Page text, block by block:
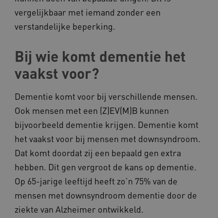
vergelijkbaar met iemand zonder een
verstandelijke beperking.
Bij wie komt dementie het
vaakst voor?
Dementie komt voor bij verschillende mensen.
Ook mensen met een (Z)EV(M)B kunnen
bijvoorbeeld dementie krijgen. Dementie komt
het vaakst voor bij mensen met downsyndroom.
Dat komt doordat zij een bepaald gen extra
hebben. Dit gen vergroot de kans op dementie.
Op 65-jarige leeftijd heeft zo’n 75% van de
mensen met downsyndroom dementie door de
ziekte van Alzheimer ontwikkeld.